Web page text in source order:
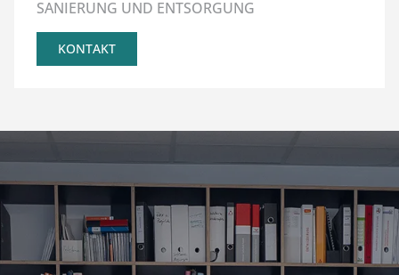
SANIERUNG UND ENTSORGUNG
KONTAKT